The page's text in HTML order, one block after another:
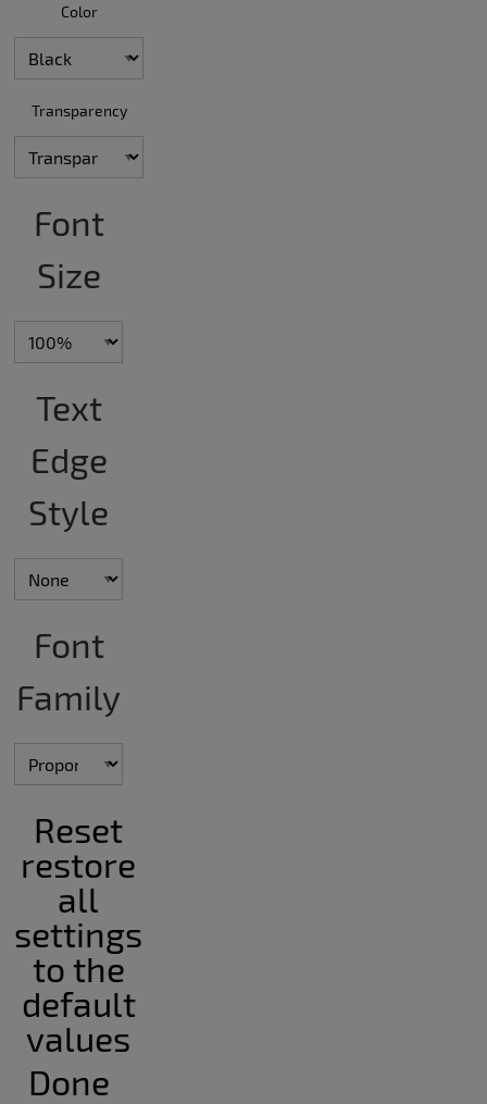
Color
Transparency
Font
Size
Text
Edge
Style
Font
Family
Reset
restore
all
settings
to the
default
values
Done